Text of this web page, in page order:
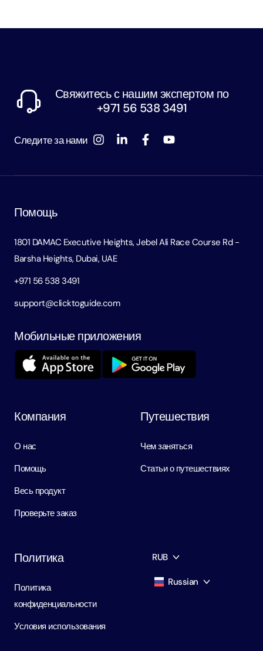
Свяжитесь с нашим экспертом по
+971 56 538 3491
Следите за нами
Помощь
1801 DAMAC Executive Heights, Jebel Ali Race Course Rd -
Barsha Heights, Dubai, UAE
+971 56 538 3491
support@clicktoguide.com
Мобильные приложения
Компания
О нас
Помощь
Весь продукт
Проверьте заказ
Путешествия
Чем заняться
Статьи о путешествиях
Политика
Политика
конфиденциальности
Условия использования
RUB
Russian